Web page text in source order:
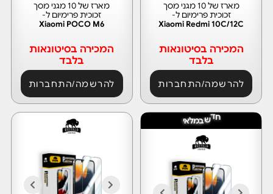
מארז של 10 מגני מסך
זכוכית פרימיום ל-
Xiaomi Redmi 10C/12C
המכירה בסיטונאות
בלבד
להרשמה/התחברות
מארז של 10 מגני מסך
זכוכית פרימיום ל-
Xiaomi POCO M6
המכירה בסיטונאות
בלבד
להרשמה/התחברות
חדשבמלאי